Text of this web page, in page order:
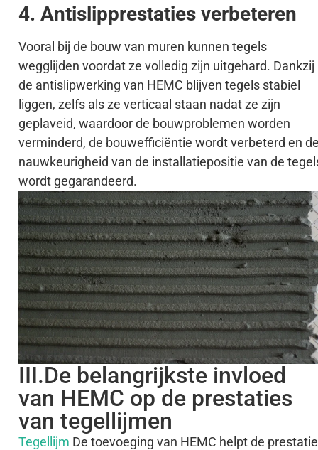
4. Antislipprestaties verbeteren
Vooral bij de bouw van muren kunnen tegels
wegglijden voordat ze volledig zijn uitgehard. Dankzij
de antislipwerking van HEMC blijven tegels stabiel
liggen, zelfs als ze verticaal staan nadat ze zijn
geplaveid, waardoor de bouwproblemen worden
verminderd, de bouwefficiëntie wordt verbeterd en
nauwkeurigheid van de installatiepositie van de
wordt gegarandeerd.
III.De belangrijkste invloed
van HEMC op de prestaties
van tegellijmen
Tegellijm De toevoeging van HEMC helpt de